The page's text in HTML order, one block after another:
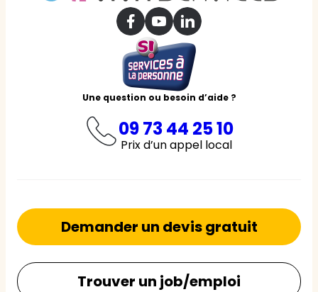
Une question ou besoin d’aide ?
09 73 44 25 10
Prix d’un appel local
Demander un devis gratuit
Trouver un job/emploi